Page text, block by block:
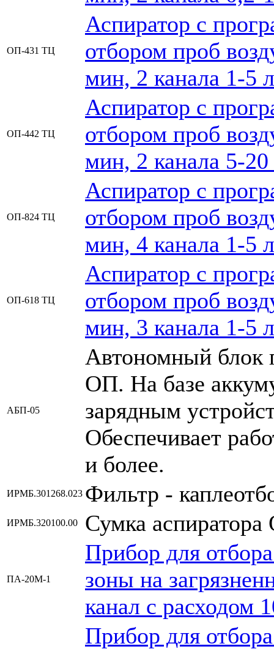
ОП-431 ТЦ
Аспиратор с
отбором проб
мин, 2 канала 1-5
ОП-442 ТЦ
Аспиратор с
отбором проб
мин, 2 канала 5-
ОП-824 ТЦ
Аспиратор с
отбором проб
мин, 4 канала 1-5
ОП-618 ТЦ
Аспиратор с
отбором проб
мин, 3 канала 1-5
АБП-05
Автономный блок
ОП. На базе
зарядным
Обеспечивает
и более.
ИРМБ.301268.023 Фильтр -
ИРМБ.320100.00 Сумка
ПА-20М-1
Прибор для
зоны на
канал с расходом
Прибор для